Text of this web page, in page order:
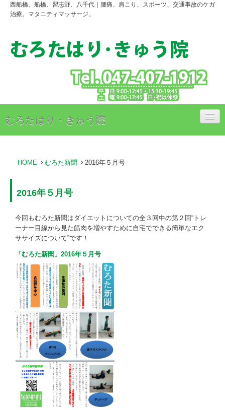
西船橋、船橋、習志野、八千代｜腰痛、肩こり、スポーツ、交通事故のケガ
治療。マタニティマッサージ。
むろたはり・きゅう院
治療料金のご案内
お問い合わせ
HOME むろた新聞 2016年５月号
2016年５月号
今回もむろた新聞はダイエットについての全３回中の第２回“トレ
ーナー目線から見た筋肉を増やすために自宅でできる簡単なエク
ササイズについて”です！
「むろた新聞」2016年５月号